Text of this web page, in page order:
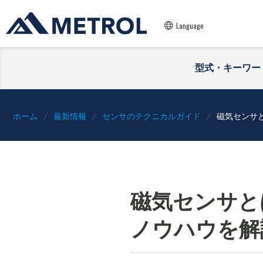
Language
型式・キーワ
ホーム 最新情報 センサのテクニカルガイド 磁気センサ
磁気センサ
ノウハウを